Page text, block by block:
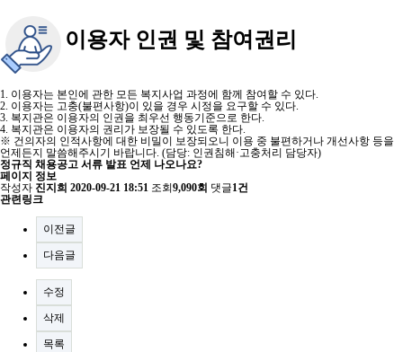
이용자 인권 및 참여권리
1. 이용자는 본인에 관한 모든 복지사업 과정에 함께 참여할 수 있다.
2. 이용자는 고충(불편사항)이 있을 경우 시정을 요구할 수 있다.
3. 복지관은 이용자의 인권을 최우선 행동기준으로 한다.
4. 복지관은 이용자의 권리가 보장될 수 있도록 한다.
※ 건의자의 인적사항에 대한 비밀이 보장되오니 이용 중 불편하거나 개선사항 등을
언제든지 말씀해주시기 바랍니다. (담당: 인권침해·고충처리 담당자)
정규직 채용공고 서류 발표 언제 나오나요?
페이지 정보
작성자 진지희 2020-09-21 18:51 조회 9,090회 댓글1건
관련링크
이전글
다음글
수정
삭제
목록